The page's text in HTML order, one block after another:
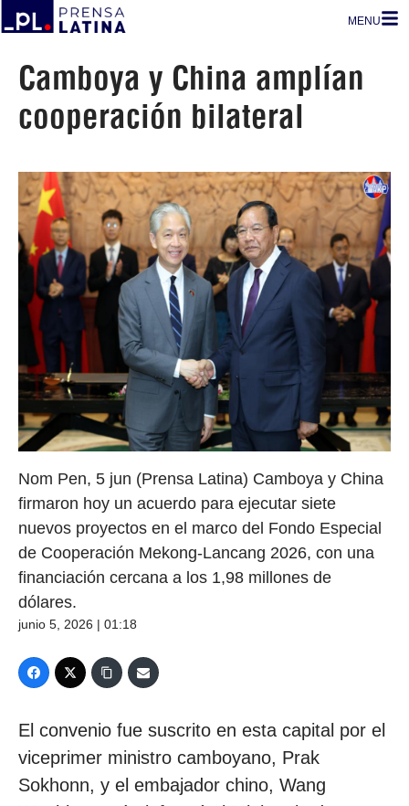
MENU
Camboya y China amplían
cooperación bilateral
Nom Pen, 5 jun (Prensa Latina) Camboya y China
firmaron hoy un acuerdo para ejecutar siete
nuevos proyectos en el marco del Fondo Especial
de Cooperación Mekong-Lancang 2026, con una
financiación cercana a los 1,98 millones de
dólares.
junio 5, 2026 | 01:18
El convenio fue suscrito en esta capital por el
viceprimer ministro camboyano, Prak
Sokhonn, y el embajador chino, Wang